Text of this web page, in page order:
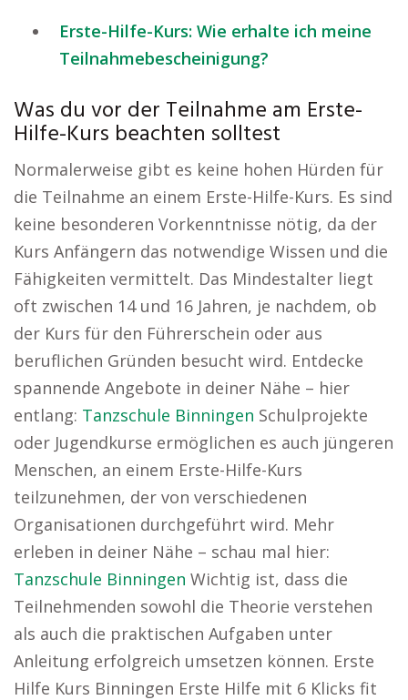
Erste-Hilfe-Kurs: Wie erhalte ich meine
Teilnahmebescheinigung?
Was du vor der Teilnahme am Erste-
Hilfe-Kurs beachten solltest
Normalerweise gibt es keine hohen Hürden für
die Teilnahme an einem Erste-Hilfe-Kurs. Es sind
keine besonderen Vorkenntnisse nötig, da der
Kurs Anfängern das notwendige Wissen und die
Fähigkeiten vermittelt. Das Mindestalter liegt
oft zwischen 14 und 16 Jahren, je nachdem, ob
der Kurs für den Führerschein oder aus
beruflichen Gründen besucht wird. Entdecke
spannende Angebote in deiner Nähe – hier
entlang: Tanzschule Binningen Schulprojekte
oder Jugendkurse ermöglichen es auch jüngeren
Menschen, an einem Erste-Hilfe-Kurs
teilzunehmen, der von verschiedenen
Organisationen durchgeführt wird. Mehr
erleben in deiner Nähe – schau mal hier:
Tanzschule Binningen Wichtig ist, dass die
Teilnehmenden sowohl die Theorie verstehen
als auch die praktischen Aufgaben unter
Anleitung erfolgreich umsetzen können. Erste
Hilfe Kurs Binningen Erste Hilfe mit 6 Klicks fit